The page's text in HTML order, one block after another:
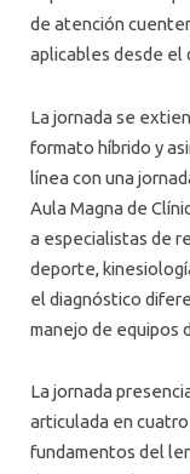
de atención
aplicables desde el
La jornada se
formato híbrido y
línea con una
Aula Magna de
a especialistas de
deporte,
el diagnóstico
manejo de equipos
La jornada
articulada en
fundamentos del